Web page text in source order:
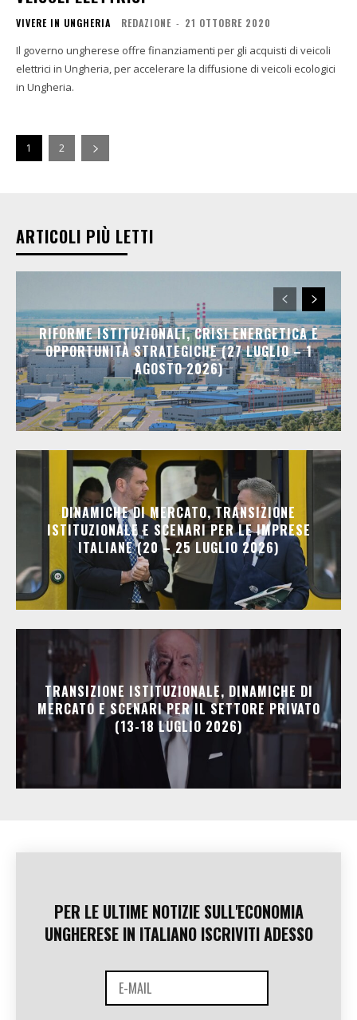
VIVERE IN UNGHERIA REDAZIONE - 21 OTTOBRE 2020
Il governo ungherese offre finanziamenti per gli acquisti di veicoli
elettrici in Ungheria, per accelerare la diffusione di veicoli ecologici
in Ungheria.
1 2
ARTICOLI PIÙ LETTI
RIFORME ISTITUZIONALI, CRISI ENERGETICA E
OPPORTUNITÀ STRATEGICHE (27 LUGLIO – 1
AGOSTO 2026)
DINAMICHE DI MERCATO, TRANSIZIONE
ISTITUZIONALE E SCENARI PER LE IMPRESE
ITALIANE (20 – 25 LUGLIO 2026)
TRANSIZIONE ISTITUZIONALE, DINAMICHE DI
MERCATO E SCENARI PER IL SETTORE PRIVATO
(13-18 LUGLIO 2026)
PER LE ULTIME NOTIZIE SULL'ECONOMIA
UNGHERESE IN ITALIANO ISCRIVITI ADESSO